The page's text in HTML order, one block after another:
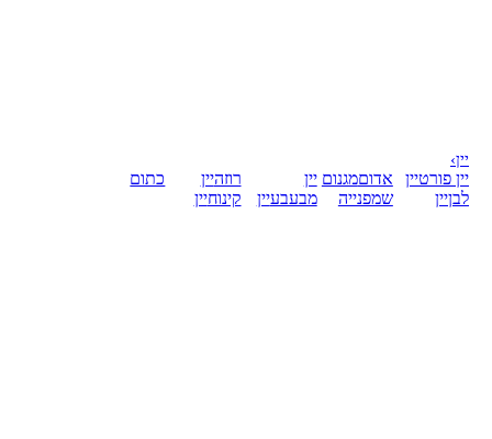
יין›
יין פורטיין
לבןיין
אדוםמגנום
שמפנייה
יין
מבעבעיין
רוזהיין
קינוחיין
כתום